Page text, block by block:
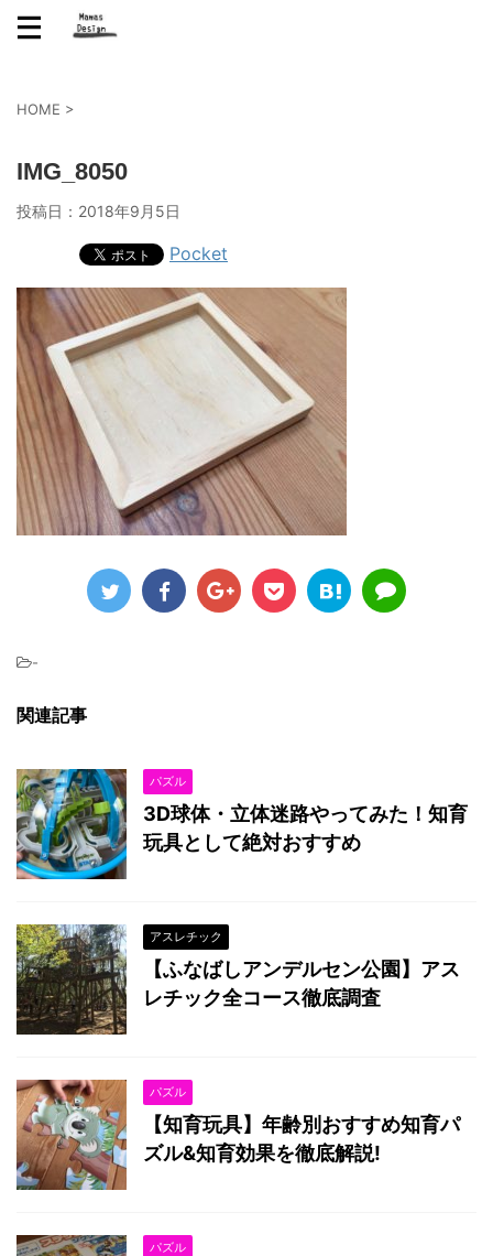
HOME >
IMG_8050
投稿日： 2018年9月5日
Pocket
-
関連記事
パズル
3D球体・立体迷路やってみた！知育
玩具として絶対おすすめ
アスレチック
【ふなばしアンデルセン公園】アス
レチック全コース徹底調査
パズル
【知育玩具】年齢別おすすめ知育パ
ズル&知育効果を徹底解説!
パズル